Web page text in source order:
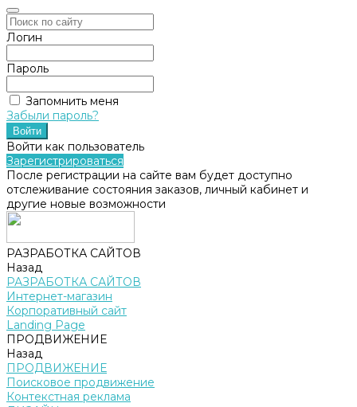
Логин
Пароль
Запомнить меня
Забыли пароль?
Войти как пользователь
Зарегистрироваться
После регистрации на сайте вам будет доступно
отслеживание состояния заказов, личный кабинет и
другие новые возможности
РАЗРАБОТКА САЙТОВ
Назад
РАЗРАБОТКА САЙТОВ
Интернет-магазин
Корпоративный сайт
Landing Page
ПРОДВИЖЕНИЕ
Назад
ПРОДВИЖЕНИЕ
Поисковое продвижение
Контекстная реклама